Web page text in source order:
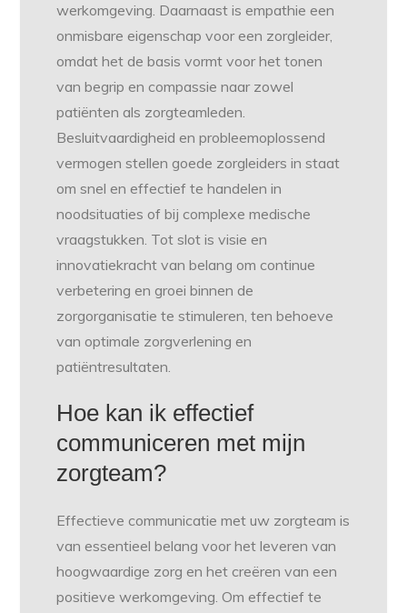
werkomgeving. Daarnaast is empathie een
onmisbare eigenschap voor een zorgleider,
omdat het de basis vormt voor het tonen
van begrip en compassie naar zowel
patiënten als zorgteamleden.
Besluitvaardigheid en probleemoplossend
vermogen stellen goede zorgleiders in staat
om snel en effectief te handelen in
noodsituaties of bij complexe medische
vraagstukken. Tot slot is visie en
innovatiekracht van belang om continue
verbetering en groei binnen de
zorgorganisatie te stimuleren, ten behoeve
van optimale zorgverlening en
patiëntresultaten.
Hoe kan ik effectief
communiceren met mijn
zorgteam?
Effectieve communicatie met uw zorgteam is
van essentieel belang voor het leveren van
hoogwaardige zorg en het creëren van een
positieve werkomgeving. Om effectief te